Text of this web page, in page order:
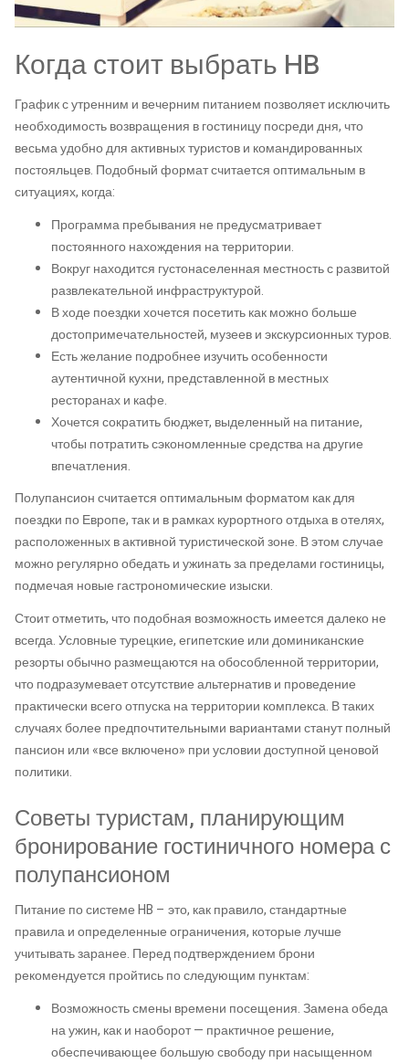
Когда стоит выбрать HB
График с утренним и вечерним питанием позволяет исключить
необходимость возвращения в гостиницу посреди дня, что
весьма удобно для активных туристов и командированных
постояльцев. Подобный формат считается оптимальным в
ситуациях, когда:
Программа пребывания не предусматривает
постоянного нахождения на территории.
Вокруг находится густонаселенная местность с развитой
развлекательной инфраструктурой.
В ходе поездки хочется посетить как можно больше
достопримечательностей, музеев и экскурсионных туров.
Есть желание подробнее изучить особенности
аутентичной кухни, представленной в местных
ресторанах и кафе.
Хочется сократить бюджет, выделенный на питание,
чтобы потратить сэкономленные средства на другие
впечатления.
Полупансион считается оптимальным форматом как для
поездки по Европе, так и в рамках курортного отдыха в отелях,
расположенных в активной туристической зоне. В этом случае
можно регулярно обедать и ужинать за пределами гостиницы,
подмечая новые гастрономические изыски.
Стоит отметить, что подобная возможность имеется далеко не
всегда. Условные турецкие, египетские или доминиканские
резорты обычно размещаются на обособленной территории,
что подразумевает отсутствие альтернатив и проведение
практически всего отпуска на территории комплекса. В таких
случаях более предпочтительными вариантами станут полный
пансион или «все включено» при условии доступной ценовой
политики.
Советы туристам, планирующим
бронирование гостиничного номера с
полупансионом
Питание по системе HB – это, как правило, стандартные
правила и определенные ограничения, которые лучше
учитывать заранее. Перед подтверждением брони
рекомендуется пройтись по следующим пунктам:
Возможность смены времени посещения. Замена обеда
на ужин, как и наоборот — практичное решение,
обеспечивающее большую свободу при насыщенном